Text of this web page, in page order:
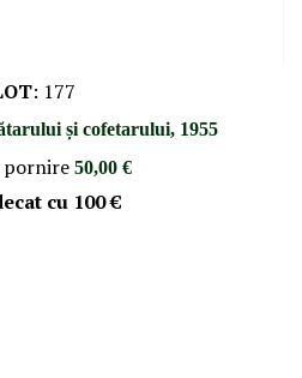
: 177
și cofetarului, 1955
pornire 50,00 €
cu 100 €